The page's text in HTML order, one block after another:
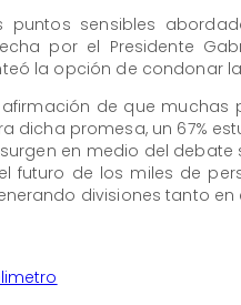
puntos sensibles
por el Presidente
la opción de condonar la
afirmación de que
dicha promesa, un 67%
en medio del
futuro de los miles de
divisiones tanto